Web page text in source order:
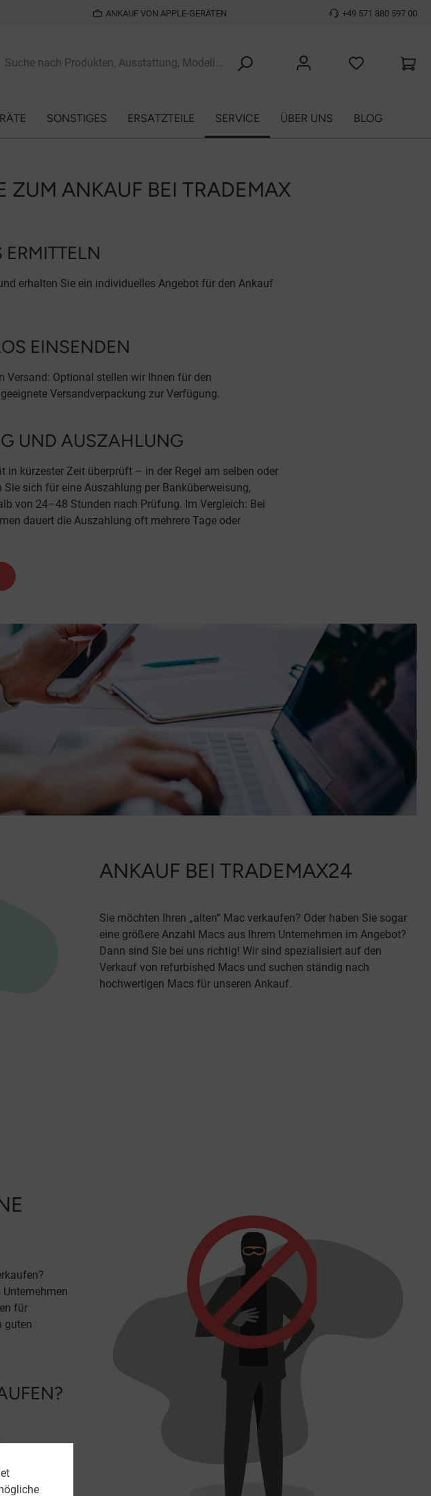
ANKAUF VON APPLE-GERÄTEN +49 571 880 597 00
SONSTIGES ERSATZTEILE SERVICE ÜBER UNS BLOG
ZUM ANKAUF BEI TRADEMAX
ERMITTELN
erhalten Sie ein individuelles Angebot für den Ankauf
EINSENDEN
Versand: Optional stellen wir Ihnen für den
Versandverpackung zur Verfügung.
UND AUSZAHLUNG
in kürzester Zeit überprüft – in der Regel am selben oder
sich für eine Auszahlung per Banküberweisung,
von 24–48 Stunden nach Prüfung. Im Vergleich: Bei
dauert die Auszahlung oft mehrere Tage oder
ANKAUF BEI TRADEMAX24
Sie möchten Ihren „alten“ Mac verkaufen? Oder haben Sie sogar
eine größere Anzahl Macs aus Ihrem Unternehmen im Angebot?
Dann sind Sie bei uns richtig! Wir sind spezialisiert auf den
Verkauf von refurbished Macs und suchen ständig nach
hochwertigen Macs für unseren Ankauf.
für
guten
der
die